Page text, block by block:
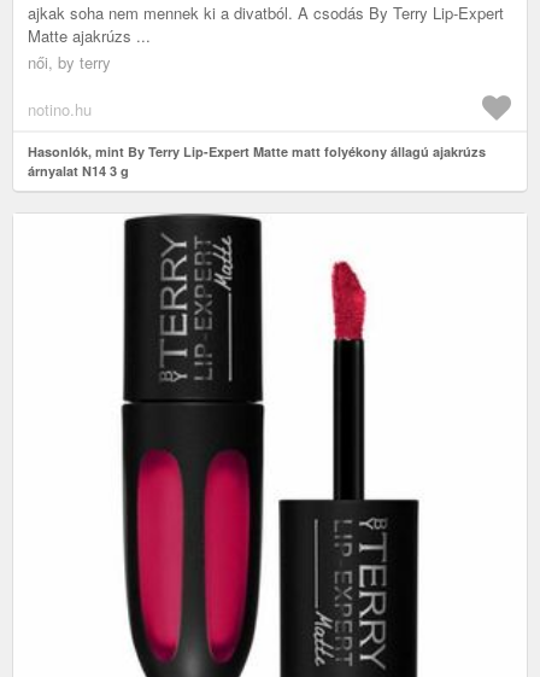
ajkak soha nem mennek ki a divatból. A csodás By Terry Lip-Expert
Matte ajakrúzs ...
női, by terry
notino.hu
Hasonlók, mint By Terry Lip-Expert Matte matt folyékony állagú ajakrúzs
árnyalat N14 3 g